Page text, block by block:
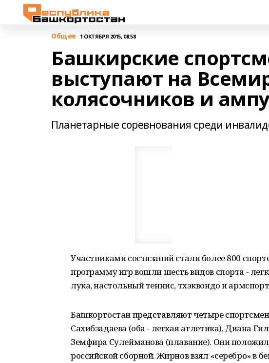
Общее 1 ОКТЯБРЯ 2015, 08:58
Башкирские
выступают на
колясочников и
Планетарные соревнования среди
Участниками состязаний стали более 800
программу игр вошли шесть видов спорта -
лука, настольный теннис, тхэквондо и
Башкортостан представляют четыре
Сахибзадаева (оба - легкая атлетика), Диана
Земфира Сулейманова (плавание). Они
российской сборной. Жирнов взял «серебро» в